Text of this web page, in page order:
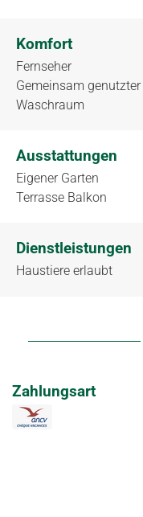
Komfort
Fernseher
Gemeinsam genutzter
Waschraum
Ausstattungen
Eigener Garten
Terrasse Balkon
Dienstleistungen
Haustiere erlaubt
Zahlungsart